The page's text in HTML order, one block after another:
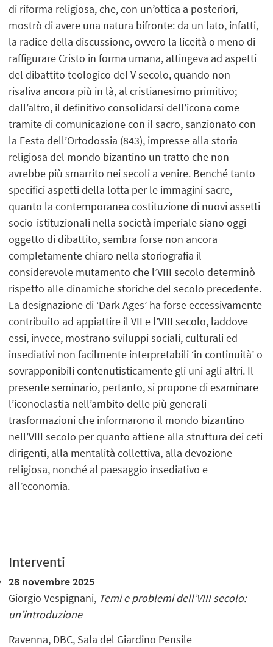
di riforma religiosa, che, con un’ottica a posteriori,
mostrò di avere una natura bifronte: da un lato, infatti,
la radice della discussione, ovvero la liceità o meno di
raffigurare Cristo in forma umana, attingeva ad aspetti
del dibattito teologico del V secolo, quando non
risaliva ancora più in là, al cristianesimo primitivo;
dall’altro, il definitivo consolidarsi dell’icona come
tramite di comunicazione con il sacro, sanzionato con
la Festa dell’Ortodossia (843), impresse alla storia
religiosa del mondo bizantino un tratto che non
avrebbe più smarrito nei secoli a venire. Benché tanto
specifici aspetti della lotta per le immagini sacre,
quanto la contemporanea costituzione di nuovi assetti
socio-istituzionali nella società imperiale siano oggi
oggetto di dibattito, sembra forse non ancora
completamente chiaro nella storiografia il
considerevole mutamento che l’VIII secolo determinò
rispetto alle dinamiche storiche del secolo precedente.
La designazione di ‘Dark Ages’ ha forse eccessivamente
contribuito ad appiattire il VII e l’VIII secolo, laddove
essi, invece, mostrano sviluppi sociali, culturali ed
insediativi non facilmente interpretabili ‘in continuità’ o
sovrapponibili contenutisticamente gli uni agli altri. Il
presente seminario, pertanto, si propone di esaminare
l’iconoclastia nell’ambito delle più generali
trasformazioni che informarono il mondo bizantino
nell’VIII secolo per quanto attiene alla struttura dei ceti
dirigenti, alla mentalità collettiva, alla devozione
religiosa, nonché al paesaggio insediativo e
all’economia.
Interventi
28 novembre 2025
Giorgio Vespignani, Temi e problemi dell’VIII secolo:
un’introduzione
Ravenna, DBC, Sala del Giardino Pensile